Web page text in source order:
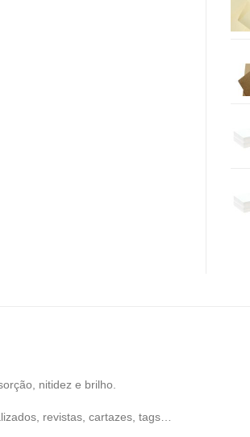
nitidez e brilho.
revistas, cartazes, tags…